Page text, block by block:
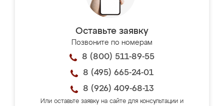
Оставьте заявку
Позвоните по номерам
8 (800) 511-89-55
8 (495) 665-24-01
8 (926) 409-68-13
Или оставьте заявку на сайте для консультации и